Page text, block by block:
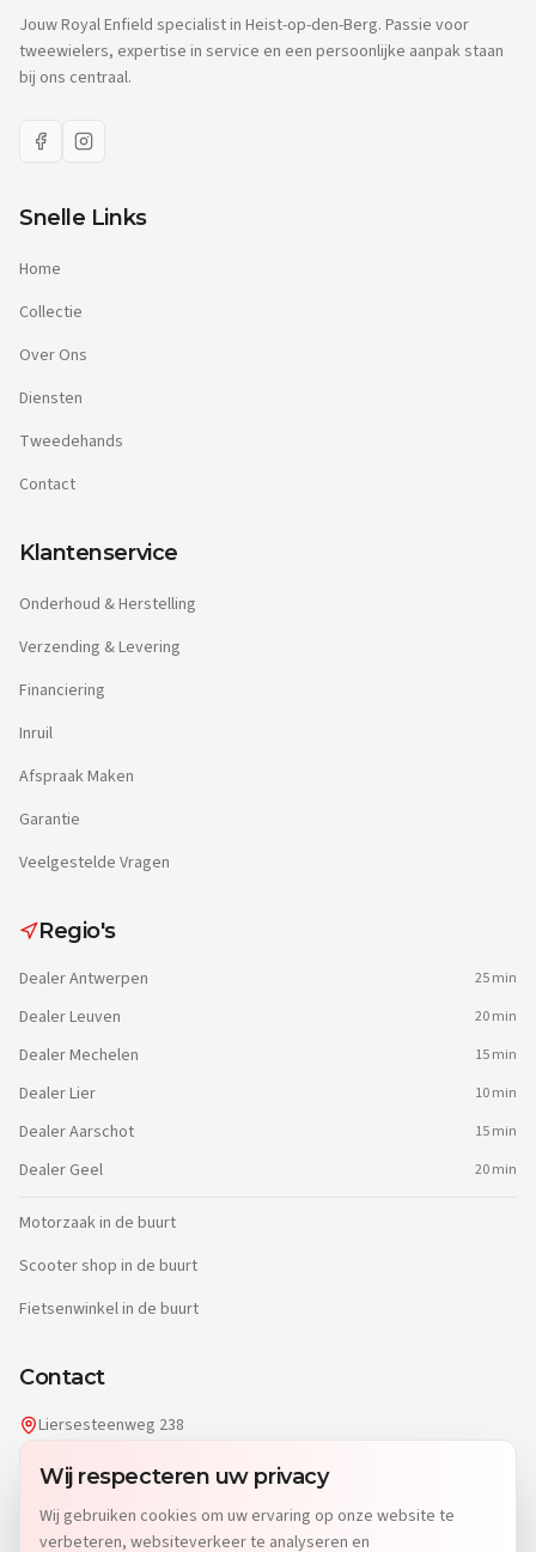
Wij respecteren uw privacy
Wij gebruiken cookies om uw ervaring op onze website te
verbeteren, websiteverkeer te analyseren en
Jouw Royal Enfield specialist in Heist-op-den-Berg. Passie voor
tweewielers, expertise in service en een persoonlijke aanpak staan
bij ons centraal.
Snelle Links
Home
Collectie
Over Ons
Diensten
Tweedehands
Contact
Klantenservice
Onderhoud & Herstelling
Verzending & Levering
Financiering
Inruil
Afspraak Maken
Garantie
Veelgestelde Vragen
Regio's
DealerAntwerpen 25 min
DealerLeuven 20 min
DealerMechelen 15 min
DealerLier 10 min
DealerAarschot 15 min
Dealer Geel 20 min
Motorzaak in de buurt
Scooter shop in de buurt
Fietsenwinkel in de buurt
Contact
Liersesteenweg 238
2220 Heist-op-den-Berg
info@dgwheels.be
014 96 04 32